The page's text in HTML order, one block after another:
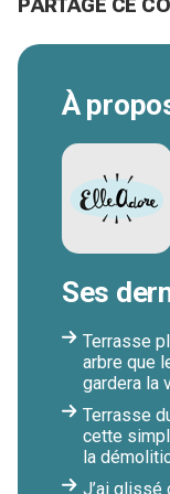
PARTAGE CE
À
Ses
Terrasse
arbre que
gardera la
Terrasse
cette
la
J’ai glissé